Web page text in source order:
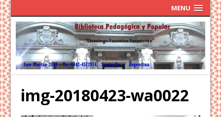
MENU
img-20180423-wa0022